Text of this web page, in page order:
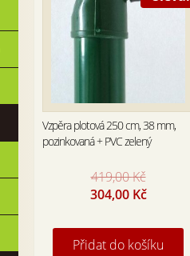
Vzpěra plotová 250 cm, 38 mm,
pozinkovaná + PVC zelený
419,00Kč
Original
419,00 Kč.
304,00 KčCurrent
304,00 Kč.
Přidat do košíku